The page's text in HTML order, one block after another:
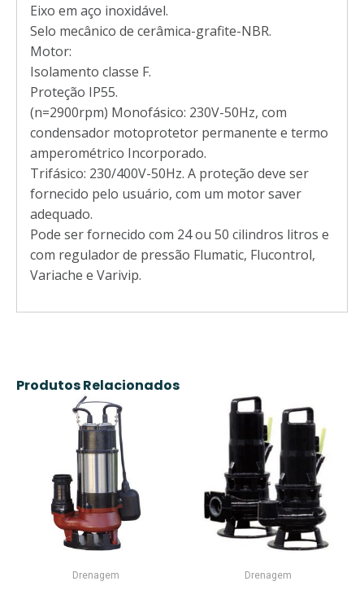
Eixo em aço inoxidável.
Selo mecânico de cerâmica-grafite-NBR.
Motor:
Isolamento classe F.
Proteção IP55.
(n=2900rpm) Monofásico: 230V-50Hz, com
condensador motoprotetor permanente e termo
amperométrico Incorporado.
Trifásico: 230/400V-50Hz. A proteção deve ser
fornecido pelo usuário, com um motor saver
adequado.
Pode ser fornecido com 24 ou 50 cilindros litros e
com regulador de pressão Flumatic, Flucontrol,
Variache e Varivip.
Produtos Relacionados
Drenagem Drenagem